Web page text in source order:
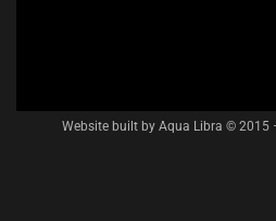
Website built by Aqua Libra © 2015